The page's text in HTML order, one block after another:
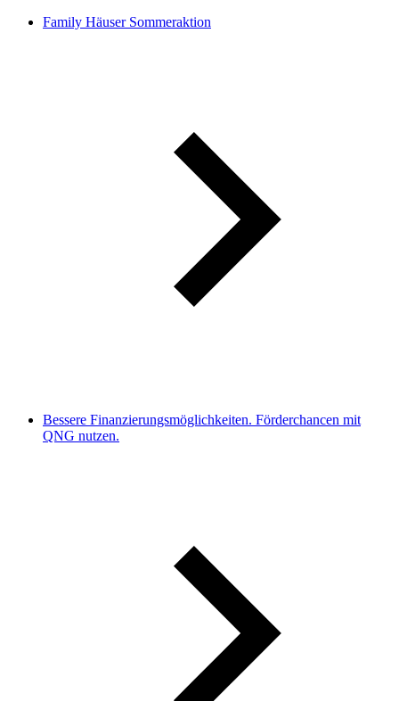
Family Häuser Sommeraktion
Bessere Finanzierungsmöglichkeiten. Förderchancen mit
QNG nutzen.